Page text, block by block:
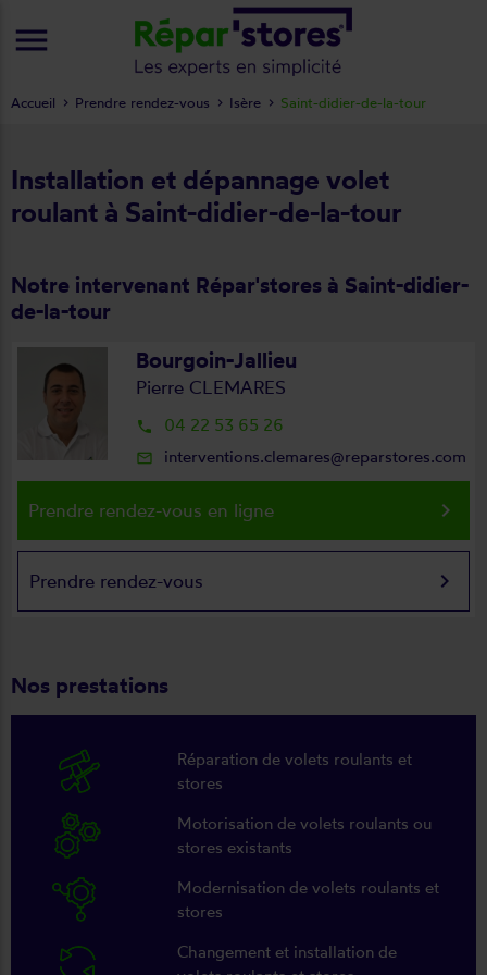
Installation et dépannage volet
roulant à Saint-didier-de-la-tour
Notre intervenant Répar'stores à Saint-didier-
de-la-tour
Bourgoin-Jallieu
Pierre CLEMARES
local_phone 04 22 53 65 26
mail_outline interventions.clemares@reparstores.com
Prendre rendez-vous en ligne keyboard_arrow_right
Prendre rendez-vous keyboard_arrow_right
Nos prestations
Réparation de volets roulants et
stores
Motorisation de volets roulants ou
stores existants
Modernisation de volets roulants et
stores
Changement et installation de
Accueil Prendre rendez-vous Isère Saint-didier-de-la-tour
menu